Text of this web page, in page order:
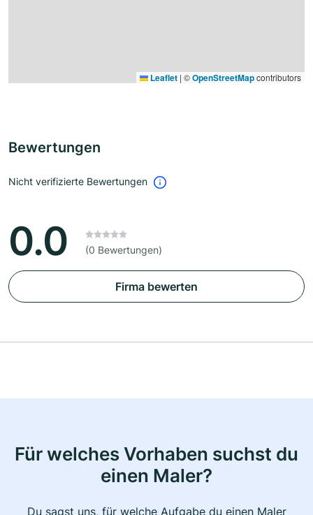
Leaflet | ©OpenStreetMapcontributors
Bewertungen
Nicht verifizierte Bewertungen
0.0 (0 Bewertungen)
Firma bewerten
Für welches Vorhaben suchst du
einen Maler?
Du sagst uns, für welche Aufgabe du einen Maler